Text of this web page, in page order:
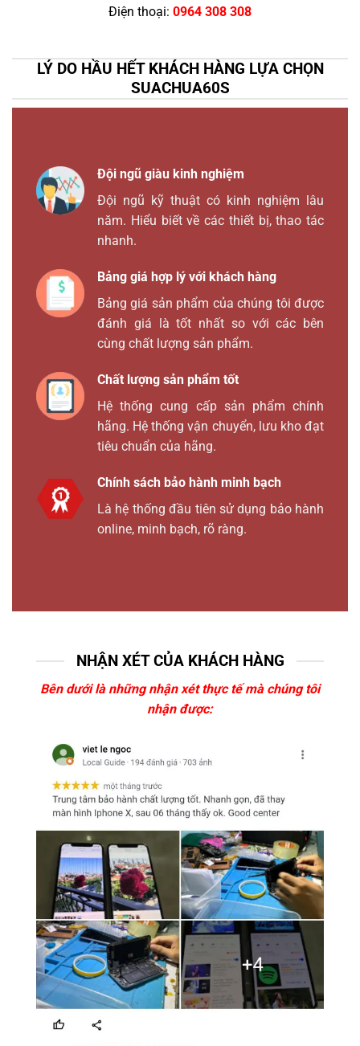
Điện thoại: 0964 308 308
LÝ DO HẦU HẾT KHÁCH HÀNG LỰA CHỌN
SUACHUA60S
Đội ngũ giàu kinh nghiệm
Đội ngũ kỹ thuật có kinh nghiệm lâu
năm. Hiểu biết về các thiết bị, thao tác
nhanh.
Bảng giá hợp lý với khách hàng
Bảng giá sản phẩm của chúng tôi được
đánh giá là tốt nhất so với các bên
cùng chất lượng sản phẩm.
Chất lượng sản phẩm tốt
Hệ thống cung cấp sản phẩm chính
hãng. Hệ thống vận chuyển, lưu kho đạt
tiêu chuẩn của hãng.
Chính sách bảo hành minh bạch
Là hệ thống đầu tiên sử dụng bảo hành
online, minh bạch, rõ ràng.
NHẬN XÉT CỦA KHÁCH HÀNG
Bên dưới là những nhận xét thực tế mà chúng tôi
nhận được: